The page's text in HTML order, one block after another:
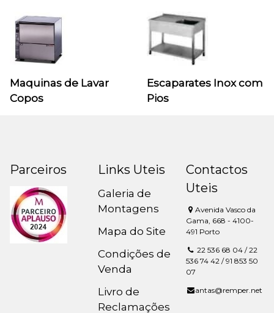
Maquinas de Lavar
Copos
Escaparates Inox com
Pios
Parceiros Links Uteis
Galeria de
Montagens
Mapa do Site
Condições de
Venda
Livro de
Reclamações
Contactos
Uteis
Avenida Vasco da
Gama, 668 - 4100-
491 Porto
22 536 68 04 / 22
536 74 42 / 91 853 50
07
antas@remper.net